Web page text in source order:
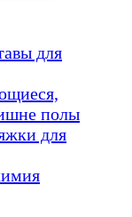
для
полы
для